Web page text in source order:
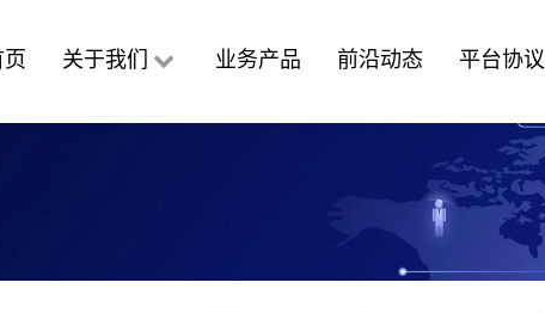
页 关于我们 业务产品 前沿动态 平台协议